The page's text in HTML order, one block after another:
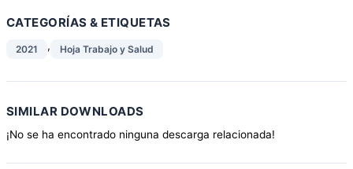
CATEGORÍAS & ETIQUETAS
2021 , Hoja Trabajo y Salud
SIMILAR DOWNLOADS
¡No se ha encontrado ninguna descarga relacionada!